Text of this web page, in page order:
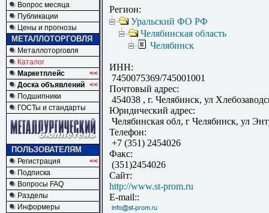
Вопрос месяца
Публикации
Цены и прогнозы
МЕТАЛЛОТОРГОВЛЯ
Металлоторговля
Каталог
Маркетплейс
<<
Доска объявлений <<
Подшипники
ГОСТы и стандарты
ПОЛЬЗОВАТЕЛЯМ
Регистрация
<<
Подписка
Вопросы FAQ
Разделы
Информеры
Регион:
Уральский ФО РФ
Челябинская область
Челябинск
ИНН:
7450075369/745001001
Почтовый адрес:
454038 , г. Челябинск, ул
Юридический адрес:
Челябинская обл, г Челябинск, ул
Телефон:
+7 (351) 2454026
Факс:
(351)2454026
Сайт:
http://www.st-prom.ru
E-mail::